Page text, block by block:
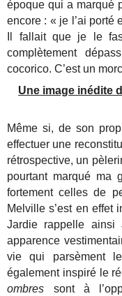
époque qui a marqué
encore : « je l’ai porté
Il fallait que je le
complètement
cocorico. C’est un
Une image inédite
Même si, de son
effectuer une
rétrospective, un
pourtant marqué ma
fortement celles de
Melville s’est en effet
Jardie rappelle ainsi
apparence
vie qui parsèment
également inspiré le
ombres sont à